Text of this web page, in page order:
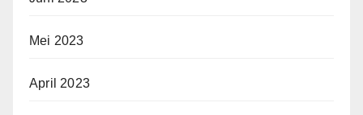
Mei 2023
April 2023